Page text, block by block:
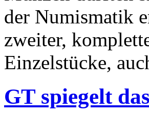
der Numismatik
zweiter,
Einzelstücke,
GT spiegelt